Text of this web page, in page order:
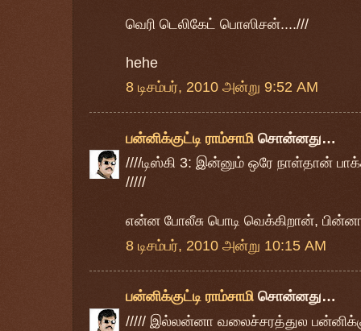
வெரி டெலிகேட் பொஸிசன்....///
hehe
8 டிசம்பர், 2010 அன்று 9:52 AM
பன்னிக்குட்டி ராம்சாமி சொன்னது…
////டிஸ்கி 3: இன்னும் ஒரே நாள்தான்
/////
என்ன போலீசு பொடி வெக்கிறான்,
8 டிசம்பர், 2010 அன்று 10:15 AM
பன்னிக்குட்டி ராம்சாமி சொன்னது…
///// இல்லன்னா வலைச்சரத்துல